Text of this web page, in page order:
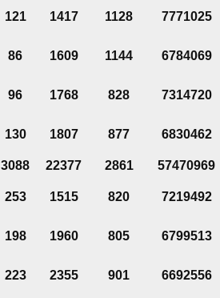
121 1417 1128 7771025
86 1609 1144 6784069
96 1768 828 7314720
130 1807 877 6830462
3088 22377 2861
57470969
253 1515 820 7219492
198 1960 805 6799513
223 2355 901 6692556